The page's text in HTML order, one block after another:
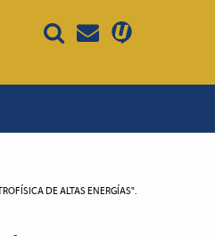
DE ALTAS ENERGÍAS".